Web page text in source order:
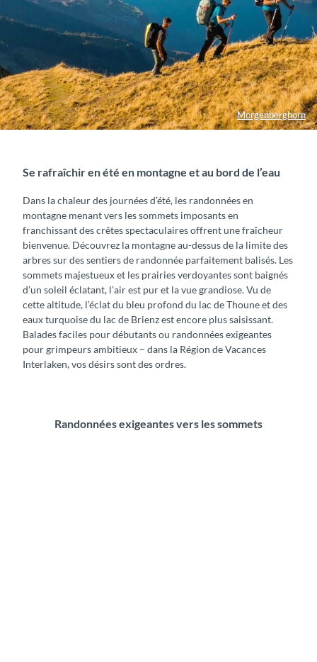
Morgenberghorn
Se rafraîchir en été en montagne et au bord de l’eau
Dans la chaleur des journées d’été, les randonnées en
montagne menant vers les sommets imposants en
franchissant des crêtes spectaculaires offrent une fraîcheur
bienvenue. Découvrez la montagne au-dessus de la limite des
arbres sur des sentiers de randonnée parfaitement balisés. Les
sommets majestueux et les prairies verdoyantes sont baignés
d’un soleil éclatant, l’air est pur et la vue grandiose. Vu de
cette altitude, l’éclat du bleu profond du lac de Thoune et des
eaux turquoise du lac de Brienz est encore plus saisissant.
Balades faciles pour débutants ou randonnées exigeantes
pour grimpeurs ambitieux – dans la Région de Vacances
Interlaken, vos désirs sont des ordres.
Randonnées exigeantes vers les sommets